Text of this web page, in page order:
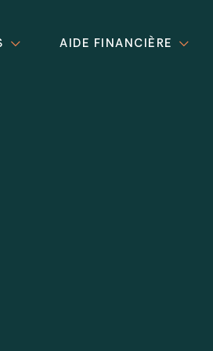
AIDE FINANCIÈRE